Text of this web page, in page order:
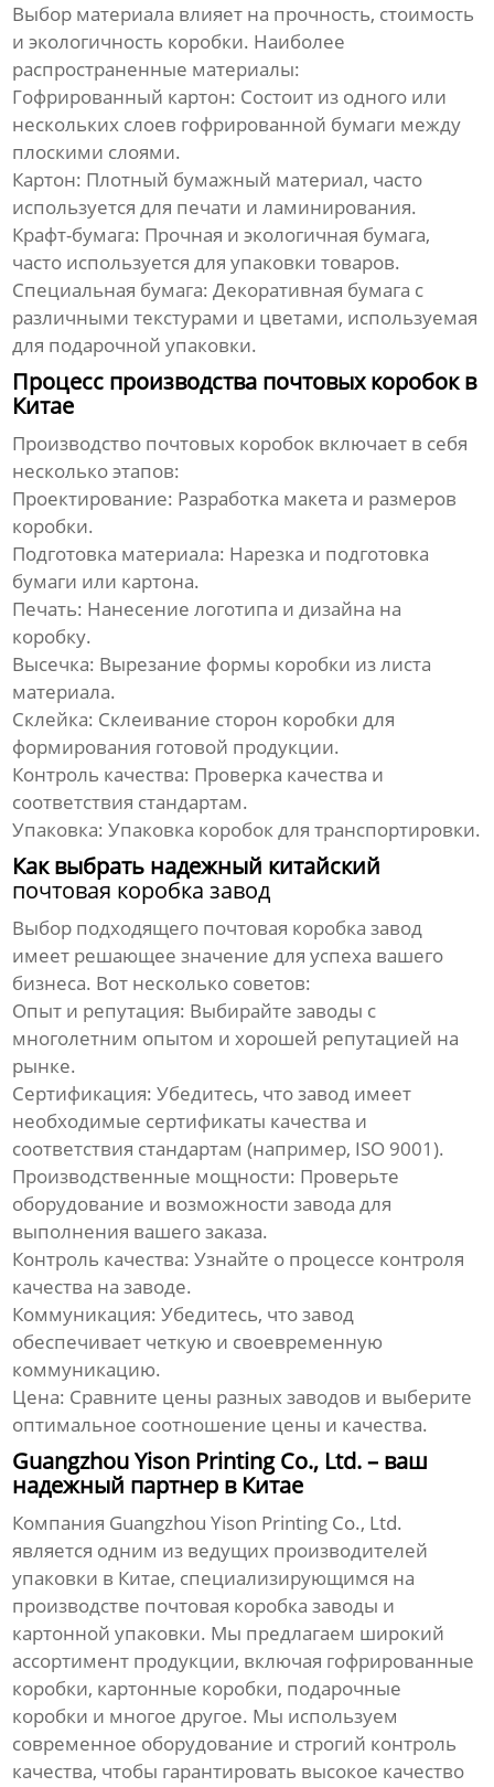
Выбор материала влияет на прочность, стоимость
и экологичность коробки. Наиболее
распространенные материалы:
Гофрированный картон: Состоит из одного или
нескольких слоев гофрированной бумаги между
плоскими слоями.
Картон: Плотный бумажный материал, часто
используется для печати и ламинирования.
Крафт-бумага: Прочная и экологичная бумага,
часто используется для упаковки товаров.
Специальная бумага: Декоративная бумага с
различными текстурами и цветами, используемая
для подарочной упаковки.
Процесс производства почтовых коробок в
Китае
Производство почтовых коробок включает в себя
несколько этапов:
Проектирование: Разработка макета и размеров
коробки.
Подготовка материала: Нарезка и подготовка
бумаги или картона.
Печать: Нанесение логотипа и дизайна на
коробку.
Высечка: Вырезание формы коробки из листа
материала.
Склейка: Склеивание сторон коробки для
формирования готовой продукции.
Контроль качества: Проверка качества и
соответствия стандартам.
Упаковка: Упаковка коробок для транспортировки.
Как выбрать надежный китайский
почтовая коробка завод
Выбор подходящего почтовая коробка завод
имеет решающее значение для успеха вашего
бизнеса. Вот несколько советов:
Опыт и репутация: Выбирайте заводы с
многолетним опытом и хорошей репутацией на
рынке.
Сертификация: Убедитесь, что завод имеет
необходимые сертификаты качества и
соответствия стандартам (например, ISO 9001).
Производственные мощности: Проверьте
оборудование и возможности завода для
выполнения вашего заказа.
Контроль качества: Узнайте о процессе контроля
качества на заводе.
Коммуникация: Убедитесь, что завод
обеспечивает четкую и своевременную
коммуникацию.
Цена: Сравните цены разных заводов и выберите
оптимальное соотношение цены и качества.
Guangzhou Yison Printing Co., Ltd. – ваш
надежный партнер в Китае
Компания Guangzhou Yison Printing Co., Ltd.
является одним из ведущих производителей
упаковки в Китае, специализирующимся на
производстве почтовая коробка заводы и
картонной упаковки. Мы предлагаем широкий
ассортимент продукции, включая гофрированные
коробки, картонные коробки, подарочные
коробки и многое другое. Мы используем
современное оборудование и строгий контроль
качества, чтобы гарантировать высокое качество